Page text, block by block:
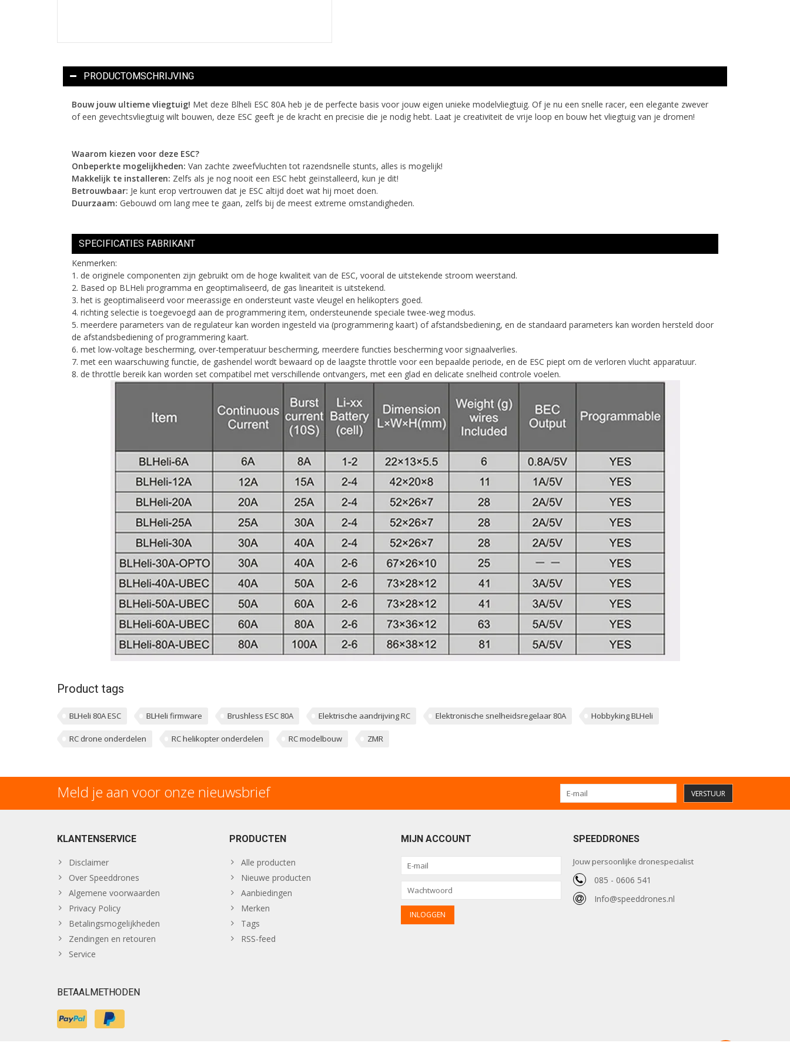
PRODUCTOMSCHRIJVING
Bouw jouw ultieme vliegtuig! Met deze Blheli ESC 80A heb je de perfecte basis voor jouw eigen unieke modelvliegtuig. Of je nu een snelle racer, een elegante zwever
of een gevechtsvliegtuig wilt bouwen, deze ESC geeft je de kracht en precisie die je nodig hebt. Laat je creativiteit de vrije loop en bouw het vliegtuig van je dromen!
Waarom kiezen voor deze ESC?
Onbeperkte mogelijkheden: Van zachte zweefvluchten tot razendsnelle stunts, alles is mogelijk!
Makkelijk te installeren: Zelfs als je nog nooit een ESC hebt geïnstalleerd, kun je dit!
Betrouwbaar: Je kunt erop vertrouwen dat je ESC altijd doet wat hij moet doen.
Duurzaam: Gebouwd om lang mee te gaan, zelfs bij de meest extreme omstandigheden.
SPECIFICATIES FABRIKANT
Kenmerken:
1. de originele componenten zijn gebruikt om de hoge kwaliteit van de ESC, vooral de uitstekende stroom weerstand.
2. Based op BLHeli programma en geoptimaliseerd, de gas lineariteit is uitstekend.
3. het is geoptimaliseerd voor meerassige en ondersteunt vaste vleugel en helikopters goed.
4. richting selectie is toegevoegd aan de programmering item, ondersteunende speciale twee-weg modus.
5. meerdere parameters van de regulateur kan worden ingesteld via (programmering kaart) of afstandsbediening, en de standaard parameters kan worden hersteld door
de afstandsbediening of programmering kaart.
6. met low-voltage bescherming, over-temperatuur bescherming, meerdere functies bescherming voor signaalverlies.
7. met een waarschuwing functie, de gashendel wordt bewaard op de laagste throttle voor een bepaalde periode, en de ESC piept om de verloren vlucht apparatuur.
8. de throttle bereik kan worden set compatibel met verschillende ontvangers, met een glad en delicate snelheid controle voelen.
Product tags
BLHeli 80A ESC BLHeli firmware Brushless ESC 80A Elektrische aandrijving RC Elektronische snelheidsregelaar 80A Hobbyking BLHeli
RC drone onderdelen RC helikopter onderdelen RC modelbouw ZMR
Meld je aan voor onze nieuwsbrief VERSTUUR
KLANTENSERVICE
Disclaimer
Over Speeddrones
Algemene voorwaarden
Privacy Policy
Betalingsmogelijkheden
Zendingen en retouren
Service
PRODUCTEN
Alle producten
Nieuwe producten
Aanbiedingen
Merken
Tags
RSS-feed
MIJN ACCOUNT SPEEDDRONES
Jouw persoonlijke dronespecialist
085 - 0606 541
Info@speeddrones.nl
BETAALMETHODEN